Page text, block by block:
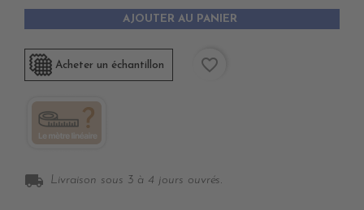
AJOUTER AU PANIER
Acheter un échantillon favorite_border
local_shipping Livraison sous 3 à 4 jours ouvrés.